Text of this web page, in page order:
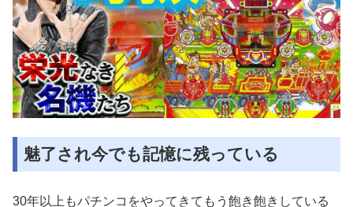
魅了され今でも記憶に残っている
30年以上もパチンコをやってきてもう飽き飽きしている